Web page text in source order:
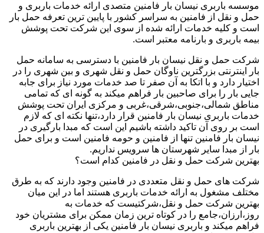
موسسه باربری نیسان بار فامنین متصدی ارائه خدمات باربری و
حمل و نقل از فامنین به سراسر کشور با پایین ترین تعرفه حمل بار
است و کلیه خدمات ارائه شده از سوی این شرکت تحت پوشش
بیمه باربری و بارنامه معتبر است.
شرکت حمل و نقل نیسان بار فامنین با دسترسی به سامانه حمل
بار اینترنتی بزرگترین ناوگان حمل و نقل شهری و بین شهری را در
اختیار دارد و با اتکا به آن صفر تا صد خدمات مورد نیاز برای جابه
جایی بار را برای صاحبین بار فراهم میکند به گونه ای که تمامی
مناطق شمالی،جنوبی،شرقی،غربی و مرکزی ایران تحت پوشش
خدمات باربری نیسان بار فامنین قرار دارد،تنها نکته ای که لازم
است بر روی آن تاکید داشته باشیم این است که مبدا بارگیری در
نیسان بار فامنین تنها از فامنین و حومه فامنین است و برای حمل
بار از مبدا سایر شهرستان ها سرویس نداریم.
بهترین شرکت حمل و نقل در فامنین کدام است؟
شرکت های حمل و نقل متعددی در فامنین وجود دارند که به طرق
مختلف مشغول به ارائه خدمات باربری هستند اما در این میان
بهترین شرکت حمل و نقل،شرکتیست که خدمات به
روز،ارزان،جامع را در کوتاه ترین زمان ممکن برای مشتریان خود
فراهم میکند و باربری نیسان بار فامنین یکی از بهترین باربری